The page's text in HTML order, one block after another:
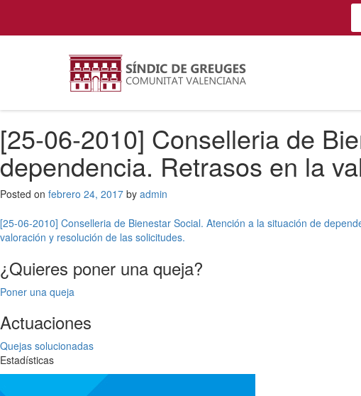
[25-06-2010] Conselleria de
dependencia. Retrasos en la
Posted on febrero 24, 2017 by admin
Navegación
de
entradas
[25-06-2010] Conselleria de Bienestar Social. Atención a la situación de
valoración y resolución de las solicitudes.
¿Quieres poner una queja?
Poner una queja
Actuaciones
Quejas solucionadas
Estadísticas